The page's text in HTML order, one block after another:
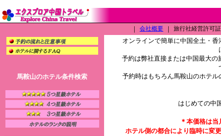
｜ 会社概要 ｜ 旅行社経営許可
馬鞍山のホテル条件検索
オンラインで簡単に中国全土・
予約は弊社直接または中国最大
予約時はもちろん馬鞍山のホテ
はじめての中
＊本価格は
ホテル側の都合により臨時に変